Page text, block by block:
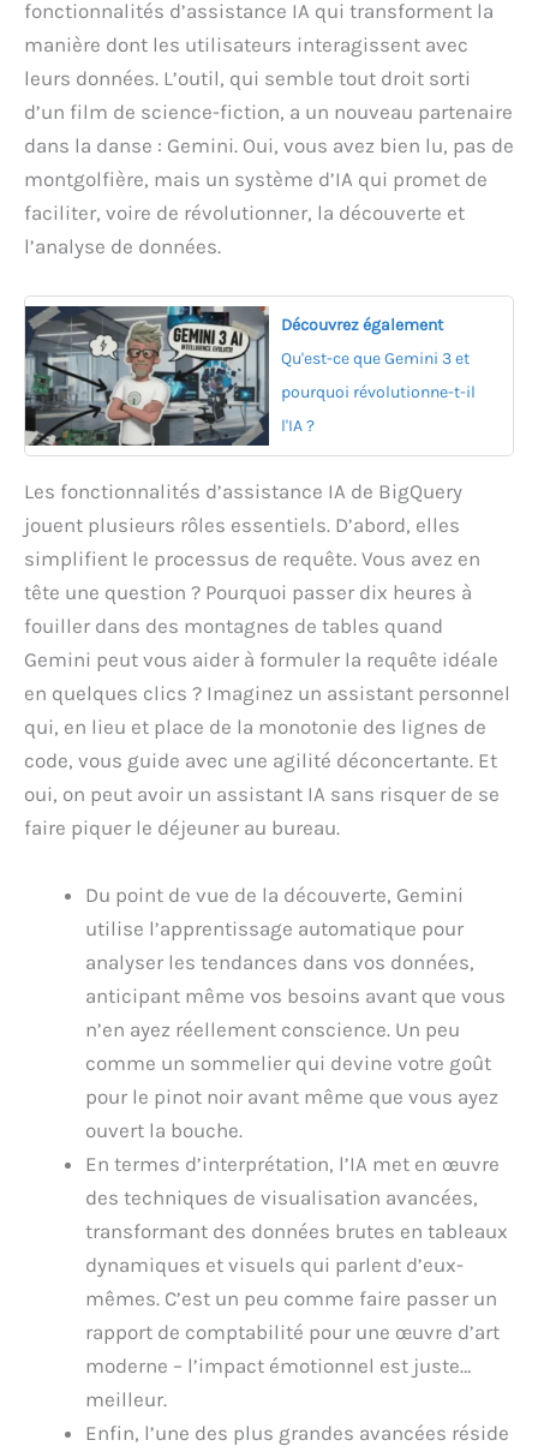
fonctionnalités d’assistance IA qui transforment la
manière dont les utilisateurs interagissent avec
leurs données. L’outil, qui semble tout droit sorti
d’un film de science-fiction, a un nouveau partenaire
dans la danse : Gemini. Oui, vous avez bien lu, pas de
montgolfière, mais un système d’IA qui promet de
faciliter, voire de révolutionner, la découverte et
l’analyse de données.
Découvrez également
Qu'est-ce que Gemini 3 et
pourquoi révolutionne-t-il
l'IA ?
Les fonctionnalités d’assistance IA de BigQuery
jouent plusieurs rôles essentiels. D’abord, elles
simplifient le processus de requête. Vous avez en
tête une question ? Pourquoi passer dix heures à
fouiller dans des montagnes de tables quand
Gemini peut vous aider à formuler la requête idéale
en quelques clics ? Imaginez un assistant personnel
qui, en lieu et place de la monotonie des lignes de
code, vous guide avec une agilité déconcertante. Et
oui, on peut avoir un assistant IA sans risquer de se
faire piquer le déjeuner au bureau.
Du point de vue de la découverte, Gemini
utilise l’apprentissage automatique pour
analyser les tendances dans vos données,
anticipant même vos besoins avant que vous
n’en ayez réellement conscience. Un peu
comme un sommelier qui devine votre goût
pour le pinot noir avant même que vous ayez
ouvert la bouche.
En termes d’interprétation, l’IA met en œuvre
des techniques de visualisation avancées,
transformant des données brutes en tableaux
dynamiques et visuels qui parlent d’eux-
mêmes. C’est un peu comme faire passer un
rapport de comptabilité pour une œuvre d’art
moderne – l’impact émotionnel est juste…
meilleur.
Enfin, l’une des plus grandes avancées réside